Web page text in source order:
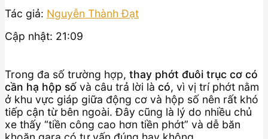
Tác giả: Nguyễn Thành Đạt
Cập nhật: 21:09
Trong đa số trường hợp, thay phớt đuôi trục cơ có
cần hạ hộp số và câu trả lời là có, vì vị trí phớt nằm
ở khu vực giáp giữa động cơ và hộp số nên rất khó
tiếp cận từ bên ngoài. Đây cũng là lý do nhiều chủ
xe thấy “tiền công cao hơn tiền phớt” và dễ băn